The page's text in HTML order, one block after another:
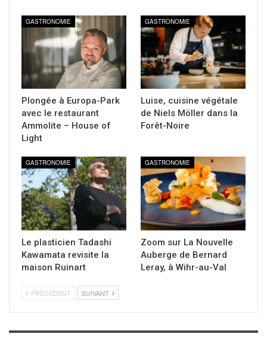
GASTRONOMIE
Plongée à Europa-Park
avec le restaurant
Ammolite – House of
Light
GASTRONOMIE
Luise, cuisine végétale
de Niels Möller dans la
Forêt-Noire
GASTRONOMIE
Le plasticien Tadashi
Kawamata revisite la
maison Ruinart
GASTRONOMIE
Zoom sur La Nouvelle
Auberge de Bernard
Leray, à Wihr-au-Val
PRÉCÉDENT SUIVANT